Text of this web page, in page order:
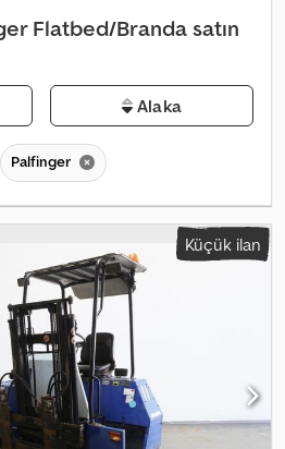
Flatbed/Branda satın
Alaka
Palfinger
Küçük ilan